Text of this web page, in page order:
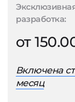
разработка:
от
Включена
месяц